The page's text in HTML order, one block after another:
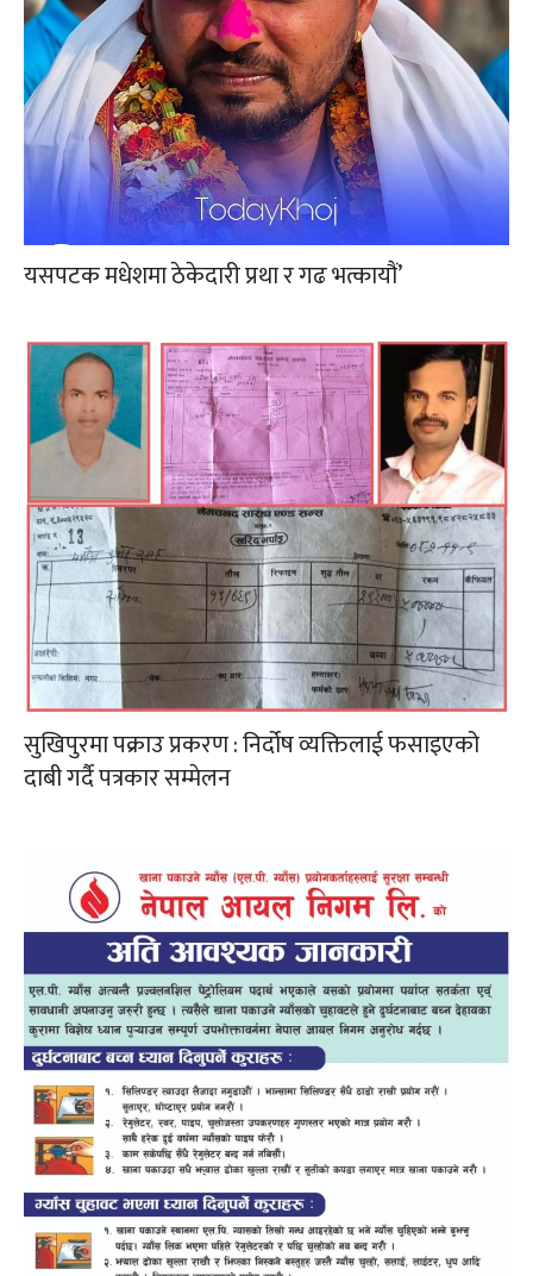
यसपटक मधेशमा ठेकेदारी प्रथा र गढ भत्कायौं’
सुखिपुरमा पक्राउ प्रकरण : निर्दोष व्यक्तिलाई फसाइएको
दाबी गर्दै पत्रकार सम्मेलन